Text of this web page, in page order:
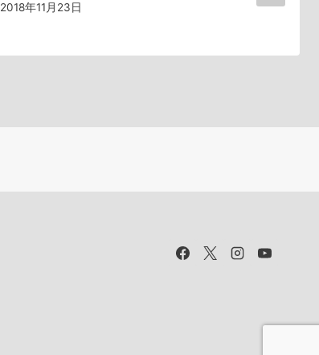
2018年11月23日